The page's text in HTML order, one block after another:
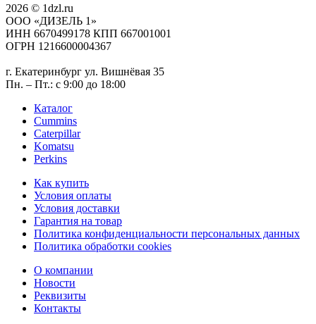
2026 © 1dzl.ru
ООО «ДИЗЕЛЬ 1»
ИНН 6670499178 КПП 667001001
ОГРН 1216600004367
г. Екатеринбург ул. Вишнёвая 35
Пн. – Пт.: с 9:00 до 18:00
Каталог
Cummins
Caterpillar
Komatsu
Perkins
Как купить
Условия оплаты
Условия доставки
Гарантия на товар
Политика конфиденциальности персональных данных
Политика обработки cookies
О компании
Новости
Реквизиты
Контакты